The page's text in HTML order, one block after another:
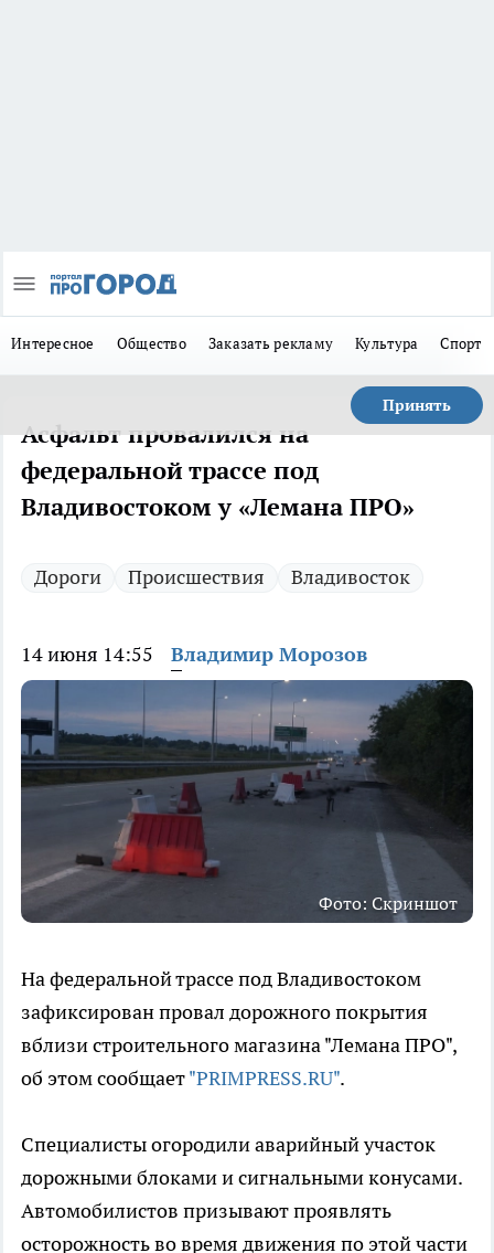
Интересное Общество Заказать рекламу Культура Спорт
Принять
Асфальт провалился на
федеральной трассе под
Владивостоком у «Лемана ПРО»
Дороги Происшествия Владивосток
14 июня 14:55 Владимир Морозов
Фото: Скриншот
На федеральной трассе под Владивостоком
зафиксирован провал дорожного покрытия
вблизи строительного магазина "Лемана ПРО",
об этом сообщает"PRIMPRESS.RU".
Специалисты огородили аварийный участок
дорожными блоками и сигнальными конусами.
Автомобилистов призывают проявлять
осторожность во время движения по этой части